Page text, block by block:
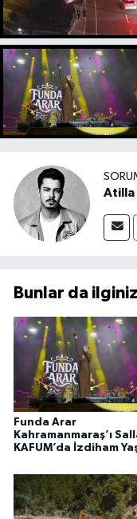
Atilla
Bunlar da
Funda Arar
Kahramanmaraş’ı
KAFUM’da İzdiham